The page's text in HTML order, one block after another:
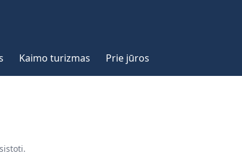
Kaimo turizmas Prie jūros